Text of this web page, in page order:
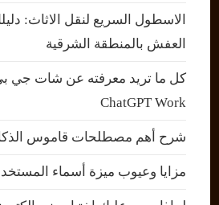
الاسطول السريع لنقل الاثاث:
العفش بالمنطقة الشرقية
كل ما تريد معرفته عن شات جي
ChatGPT Work
شرح أهم مصطلحات قاموس
مزايا وعيوب ميزة أسماء